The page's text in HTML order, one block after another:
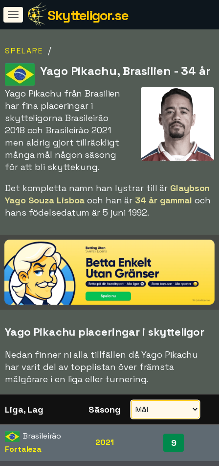
Skytteligor.se
SPELARE /
Yago Pikachu, Brasilien - 34 år
Yago Pikachu från Brasilien
har fina placeringar i
skytteligorna Brasileirão
2018 och Brasileirão 2021
men aldrig gjort tillräckligt
många mål någon säsong
för att bli skyttekung.
Det kompletta namn han lystrar till är Glaybson
Yago Souza Lisboa och han är 34 år gammal och
hans födelsedatum är 5 juni 1992.
Yago Pikachu placeringar i skytteligor
Nedan finner ni alla tillfällen då Yago Pikachu
har varit del av topplistan över främsta
målgörare i en liga eller turnering.
Liga, Lag Säsong
Brasileirão
Fortaleza
2021 9